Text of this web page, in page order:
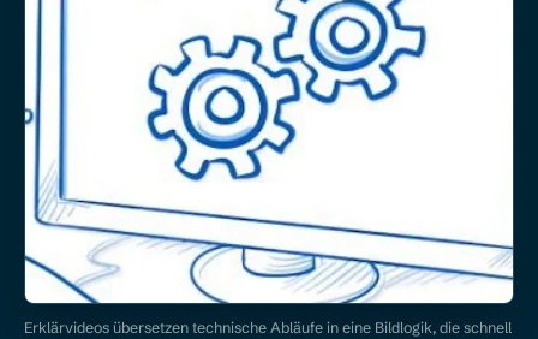
Erklärvideos übersetzen technische Abläufe in eine Bildlogik, die schnell